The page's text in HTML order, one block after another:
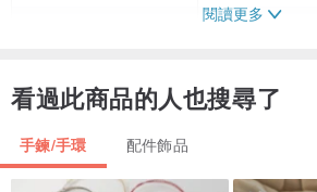
▲關於二毛銀
二毛銀成立於2013年。
閱讀更多
看過此商品的人也搜尋了
手鍊/手環 配件飾品